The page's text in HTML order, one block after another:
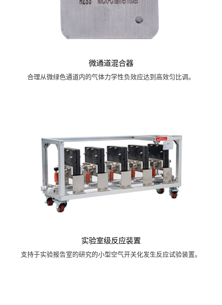
微通道混合器
合理从微绿色通道内的气体力学性负效应达到高效匀比调。
实验室级反应装置
支持于实验报告室的研究的小型空气开关化发生反应试验装置。